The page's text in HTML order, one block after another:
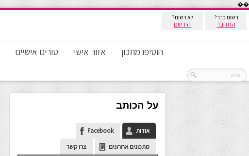
��
רשום כבר?
התחבר
לא רשום?
הירשם
הוסיפו מתכון אזור אישי טורים אישיים
על הכותב
אודות
Facebook
מתכונים אחרונים
צרו קשר